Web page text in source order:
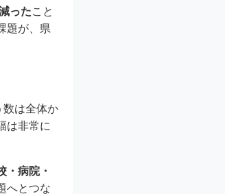
ったこと
題が、県
数は全体か
は非常に
・病院・
へとつな